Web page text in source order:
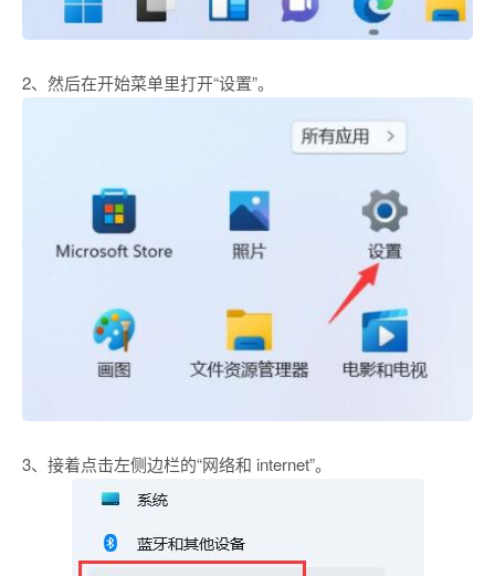
2、然后在开始菜单里打开“设置”。
3、接着点击左侧边栏的“网络和 internet”。